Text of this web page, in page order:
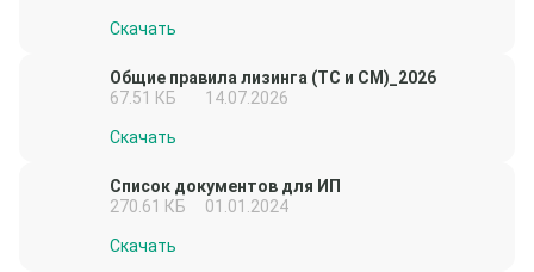
Скачать
Общие правила лизинга (ТС и СМ)_2026
67.51 КБ
14.07.2026
Скачать
Список документов для ИП
270.61 КБ
01.01.2024
Скачать